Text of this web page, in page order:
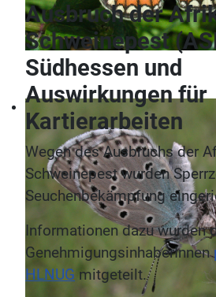
Ausbruch der
Schweinepest
Südhessen und
Auswirkungen für
Kartierarbeiten
Wegen des Ausbruchs der
Schweinepest wurden
Seuchenbekämpfung
Informationen dazu wurden
GenehmigungsinhaberInnen
HLNUG mitgeteilt.